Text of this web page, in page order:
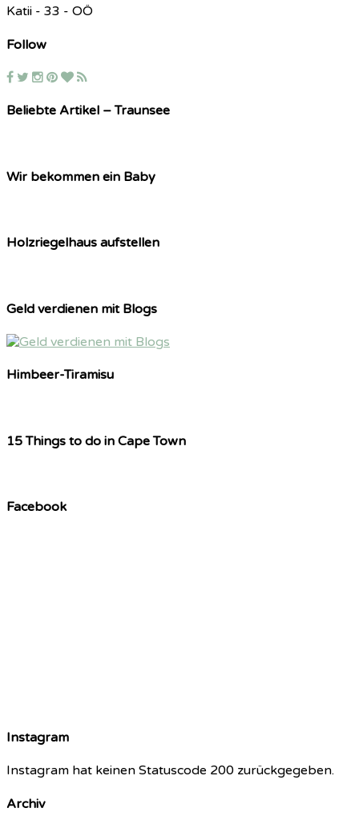
Katii - 33 - OÖ
Follow
Beliebte Artikel – Traunsee
Wir bekommen ein Baby
Holzriegelhaus aufstellen
Geld verdienen mit Blogs
Himbeer-Tiramisu
15 Things to do in Cape Town
Facebook
Instagram
Instagram hat keinen Statuscode 200 zurückgegeben.
Archiv